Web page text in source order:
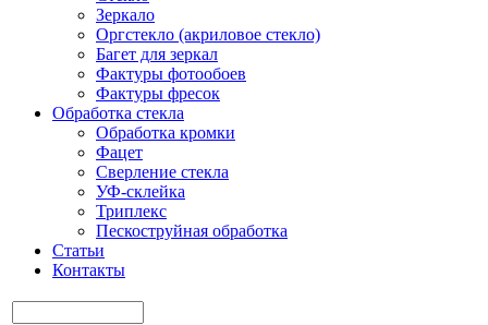
Зеркало
Оргстекло (акриловое стекло)
Багет для зеркал
Фактуры фотообоев
Фактуры фресок
Обработка стекла
Обработка кромки
Фацет
Сверление стекла
УФ-склейка
Триплекс
Пескоструйная обработка
Статьи
Контакты